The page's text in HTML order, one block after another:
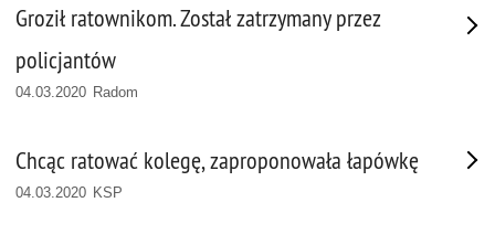
Groził ratownikom. Został zatrzymany przez
policjantów
04.03.2020 Radom
Chcąc ratować kolegę, zaproponowała łapówkę
04.03.2020 KSP